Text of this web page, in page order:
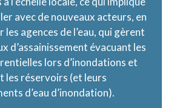
avec de nouveaux acteurs, en
les agences de l’eau, qui gèrent
d’assainissement évacuant les
lors d’inondations et
les réservoirs (et leurs
d’eau d’inondation).